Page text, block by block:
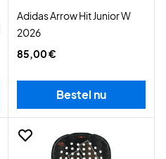
Adidas Arrow Hit Junior W
2026
85,00 €
Bestel nu